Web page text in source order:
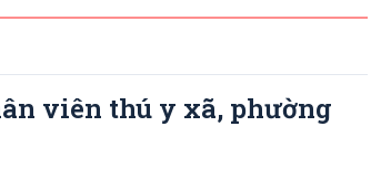
viên thú y xã, phường